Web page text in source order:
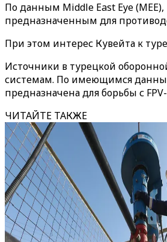
По данным Middle East Eye
предназначенным для
При этом интерес Кувейта к
Источники в турецкой
системам. По имеющимся
предназначена для борьбы с
ЧИТАЙТЕ ТАКЖЕ